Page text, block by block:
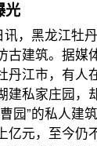
光
讯，黑龙江牡丹
古建筑。据媒
丹江市，有人
建私家庄园，
园”的私人建
亿元，至今仍